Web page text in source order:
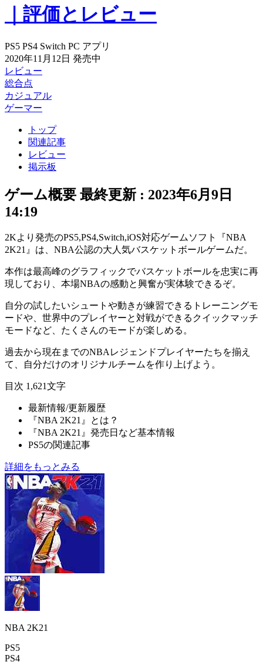
｜評価とレビュー
PS5 PS4 Switch PC アプリ
2020年11月12日 発売中
レビュー
総合点
カジュアル
ゲーマー
トップ
関連記事
レビュー
掲示板
ゲーム概要 最終更新 : 2023年6月9日
14:19
2Kより発売のPS5,PS4,Switch,iOS対応ゲームソフト『NBA
2K21』は、NBA公認の大人気バスケットボールゲームだ。
本作は最高峰のグラフィックでバスケットボールを忠実に再
現しており、本場NBAの感動と興奮が実体験できるぞ。
自分の試したいシュートや動きが練習できる トレーニングモ
ードや、世界中のプレイヤーと対戦ができる クイックマッチ
モードなど、たくさんのモードが楽しめる。
過去から現在までのNBAレジェンドプレイヤーたちを揃え
て、自分だけのオリジナルチームを作り上げよう。
目次 1,621文字
最新情報/更新履歴
『NBA 2K21』とは？
『NBA 2K21』発売日など基本情報
PS5の関連記事
詳細をもっとみる
NBA 2K21
PS5
PS4